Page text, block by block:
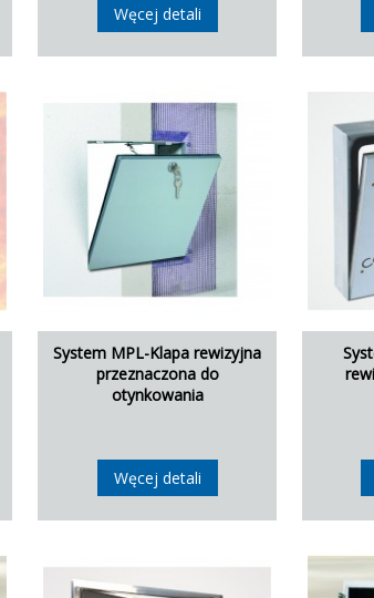
Węcej detali
System MPL-Klapa rewizyjna
przeznaczona do
otynkowania
Węcej detali